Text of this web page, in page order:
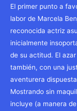
El primer punto a
labor de Marcela
reconocida actriz
inicialmente
de su actitud. El
también, con una
aventurera
Mostrando sin
incluye (a manera